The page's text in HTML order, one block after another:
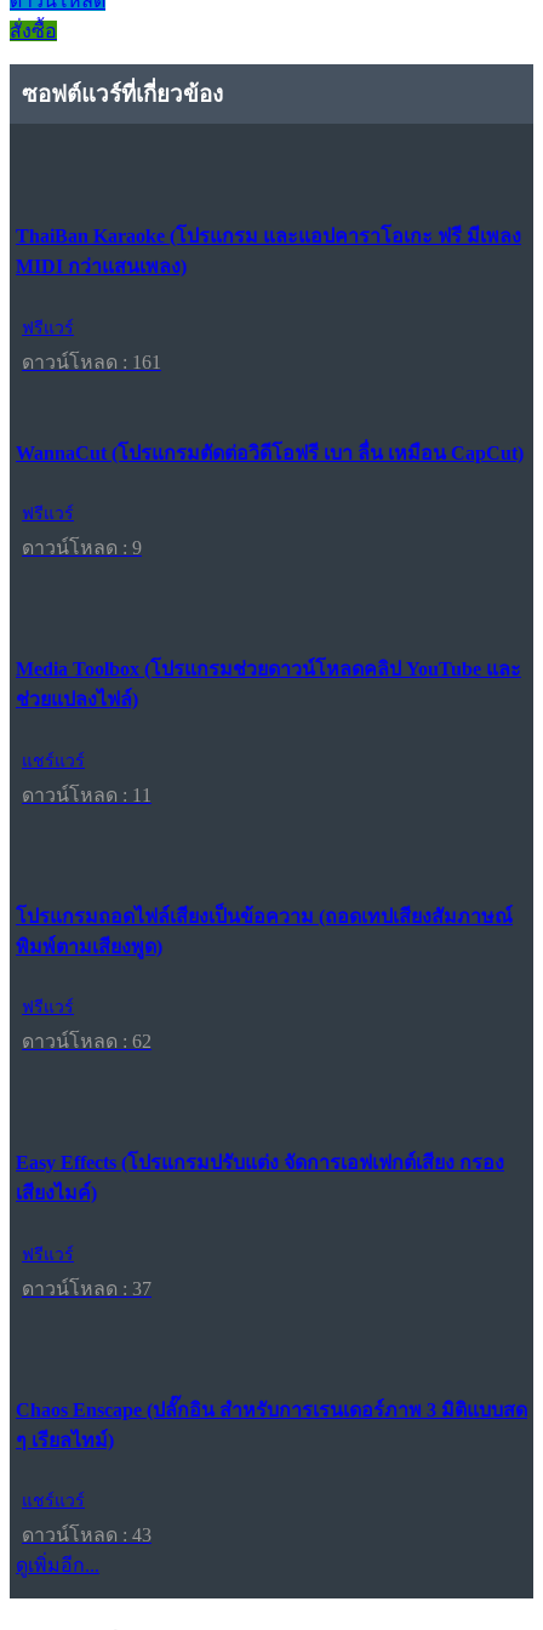
สั่งซื้อ
ซอฟต์แวร์ที่เกี่ยวข้อง
ThaiBan Karaoke (โปรแกรม และแอปคาราโอเกะ ฟรี มีเพลง
MIDI กว่าแสนเพลง)
ฟรีแวร์
ดาวน์โหลด : 161
WannaCut (โปรแกรมตัดต่อวิดีโอฟรี เบา ลื่น เหมือน CapCut)
ฟรีแวร์
ดาวน์โหลด : 9
Media Toolbox (โปรแกรมช่วยดาวน์โหลดคลิป YouTube และ
ช่วยแปลงไฟล์)
แชร์แวร์
ดาวน์โหลด : 11
โปรแกรมถอดไฟล์เสียงเป็นข้อความ (ถอดเทปเสียงสัมภาษณ์
พิมพ์ตามเสียงพูด)
ฟรีแวร์
ดาวน์โหลด : 62
Easy Effects (โปรแกรมปรับแต่ง จัดการเอฟเฟกต์เสียง กรอง
เสียงไมค์)
ฟรีแวร์
ดาวน์โหลด : 37
Chaos Enscape (ปลั๊กอิน สำหรับการเรนเดอร์ภาพ 3 มิติแบบสด
ๆ เรียลไทม์)
แชร์แวร์
ดาวน์โหลด : 43
ดูเพิ่มอีก...